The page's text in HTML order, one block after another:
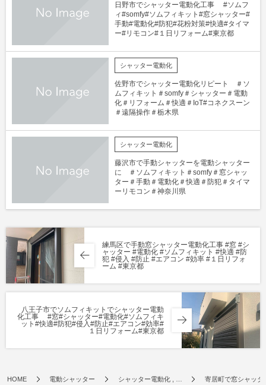
日野市でシャッター電動化工事 #ソムフ
ィ#somfy#ソムフィキット#窓シャッター#
手動#電動化#防犯#花粉対策#快適#タイマ
ー#リモコン#１日リフォーム#東京都
シャッター電動化
佐野市でシャッター電動化リピート ＃ソ
ムフィキット＃somfy＃シャッター＃電動
化＃リフォーム＃快適＃IoT#コネクスーン
＃遠隔操作＃栃木県
シャッター電動化
藤沢市で手動シャッターを電動シャッター
に ＃ソムフィキット＃somfy＃窓シャッ
ター＃手動＃電動化＃快適＃防犯＃タイマ
ーリモコン＃神奈川県
練馬区で手動窓シャッター電動化工事 #窓 #シ
ャッター #電動化 #ソムフィキット #快適 #防
犯 #侵入 #防止 #エアコン #効率 #１日リフォ
ーム #東京都
八王子市でソムフィキットでシャッター電動
化工事 #窓#シャッター#電動化#ソムフィキ
ット#快適#防犯#侵入#防止#エアコン#効率#
１日リフォーム#東京都
HOME 電動シャッター シャッター電動化 , … 寄居町で窓シャッ